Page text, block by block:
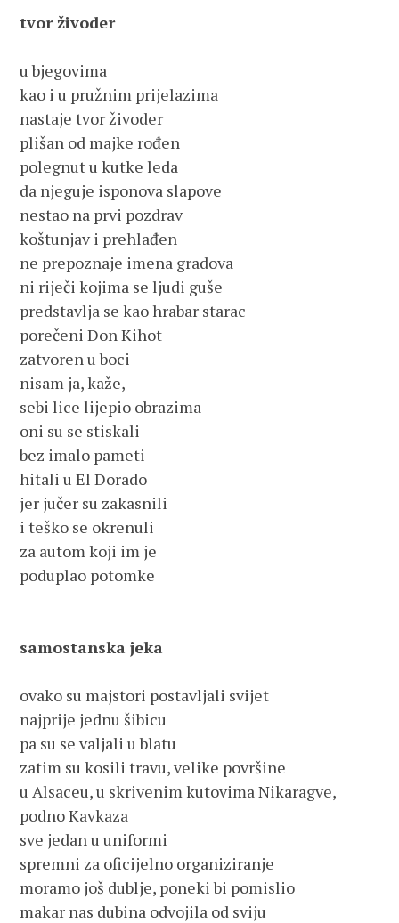
tvor živoder
u bjegovima
kao i u pružnim prijelazima
nastaje tvor živoder
plišan od majke rođen
polegnut u kutke leda
da njeguje isponova slapove
nestao na prvi pozdrav
koštunjav i prehlađen
ne prepoznaje imena gradova
ni riječi kojima se ljudi guše
predstavlja se kao hrabar starac
porečeni Don Kihot
zatvoren u boci
nisam ja, kaže,
sebi lice lijepio obrazima
oni su se stiskali
bez imalo pameti
hitali u El Dorado
jer jučer su zakasnili
i teško se okrenuli
za autom koji im je
poduplao potomke
samostanska jeka
ovako su majstori postavljali svijet
najprije jednu šibicu
pa su se valjali u blatu
zatim su kosili travu, velike površine
u Alsaceu, u skrivenim kutovima Nikaragve,
podno Kavkaza
sve jedan u uniformi
spremni za oficijelno organiziranje
moramo još dublje, poneki bi pomislio
makar nas dubina odvojila od sviju